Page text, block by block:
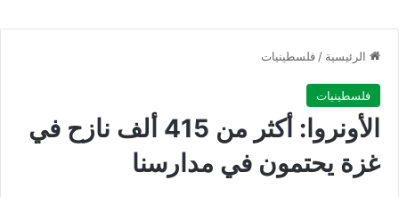
الرئيسية /فلسطينيات
فلسطينيات
الأونروا: أكثر من 415 ألف نازح في
غزة يحتمون في مدارسنا